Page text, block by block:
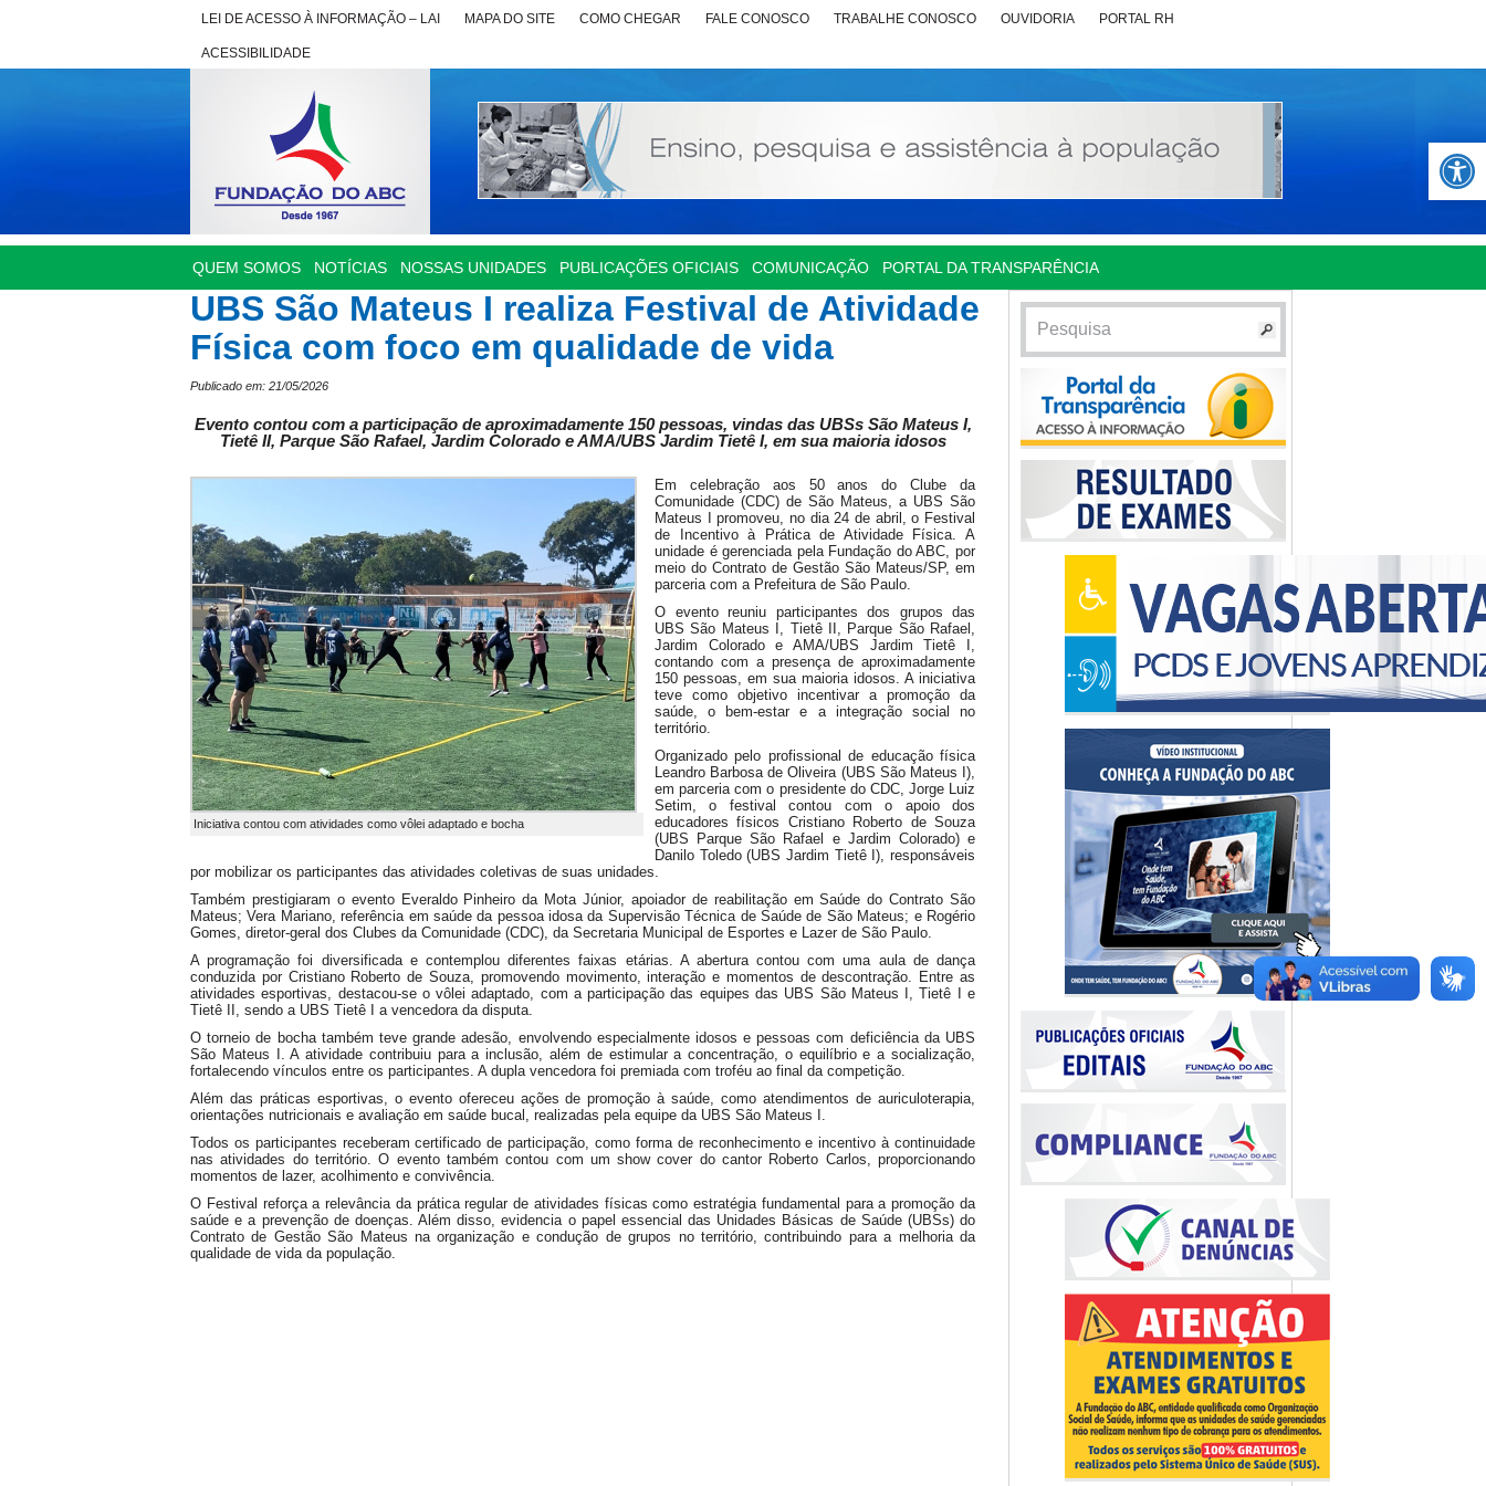
Abrir
LEI DE ACESSO À INFORMAÇÃO – LAI MAPA DO SITE COMO CHEGAR FALE CONOSCO TRABALHE CONOSCO OUVIDORIA PORTAL RH
ACESSIBILIDADE
QUEM SOMOS NOTÍCIAS NOSSAS UNIDADES PUBLICAÇÕES OFICIAIS COMUNICAÇÃO PORTAL DA TRANSPARÊNCIA
UBS São Mateus I realiza Festival de Atividade
Física com foco em qualidade de vida
Publicado em: 21/05/2026
Evento contou com a participação de aproximadamente 150 pessoas, vindas das UBSs São Mateus I,
Tietê II, Parque São Rafael, Jardim Colorado e AMA/UBS Jardim Tietê I, em sua maioria idosos
Iniciativa contou com atividades como vôlei adaptado e bocha
Em celebração aos 50 anos do Clube da
Comunidade (CDC) de São Mateus, a UBS São
Mateus I promoveu, no dia 24 de abril, o Festival
de Incentivo à Prática de Atividade Física. A
unidade é gerenciada pela Fundação do ABC, por
meio do Contrato de Gestão São Mateus/SP, em
parceria com a Prefeitura de São Paulo.
O evento reuniu participantes dos grupos das
UBS São Mateus I, Tietê II, Parque São Rafael,
Jardim Colorado e AMA/UBS Jardim Tietê I,
contando com a presença de aproximadamente
150 pessoas, em sua maioria idosos. A iniciativa
teve como objetivo incentivar a promoção da
saúde, o bem-estar e a integração social no
território.
Organizado pelo profissional de educação física
Leandro Barbosa de Oliveira (UBS São Mateus I),
em parceria com o presidente do CDC, Jorge Luiz
Setim, o festival contou com o apoio dos
educadores físicos Cristiano Roberto de Souza
(UBS Parque São Rafael e Jardim Colorado) e
Danilo Toledo (UBS Jardim Tietê I), responsáveis
por mobilizar os participantes das atividades coletivas de suas unidades.
Também prestigiaram o evento Everaldo Pinheiro da Mota Júnior, apoiador de reabilitação em Saúde do Contrato São
Mateus; Vera Mariano, referência em saúde da pessoa idosa da Supervisão Técnica de Saúde de São Mateus; e Rogério
Gomes, diretor-geral dos Clubes da Comunidade (CDC), da Secretaria Municipal de Esportes e Lazer de São Paulo.
A programação foi diversificada e contemplou diferentes faixas etárias. A abertura contou com uma aula de dança
conduzida por Cristiano Roberto de Souza, promovendo movimento, interação e momentos de descontração. Entre as
atividades esportivas, destacou-se o vôlei adaptado, com a participação das equipes das UBS São Mateus I, Tietê I e
Tietê II, sendo a UBS Tietê I a vencedora da disputa.
O torneio de bocha também teve grande adesão, envolvendo especialmente idosos e pessoas com deficiência da UBS
São Mateus I. A atividade contribuiu para a inclusão, além de estimular a concentração, o equilíbrio e a socialização,
fortalecendo vínculos entre os participantes. A dupla vencedora foi premiada com troféu ao final da competição.
Além das práticas esportivas, o evento ofereceu ações de promoção à saúde, como atendimentos de auriculoterapia,
orientações nutricionais e avaliação em saúde bucal, realizadas pela equipe da UBS São Mateus I.
Todos os participantes receberam certificado de participação, como forma de reconhecimento e incentivo à continuidade
nas atividades do território. O evento também contou com um show cover do cantor Roberto Carlos, proporcionando
momentos de lazer, acolhimento e convivência.
O Festival reforça a relevância da prática regular de atividades físicas como estratégia fundamental para a promoção da
saúde e a prevenção de doenças. Além disso, evidencia o papel essencial das Unidades Básicas de Saúde (UBSs) do
Contrato de Gestão São Mateus na organização e condução de grupos no território, contribuindo para a melhoria da
qualidade de vida da população.